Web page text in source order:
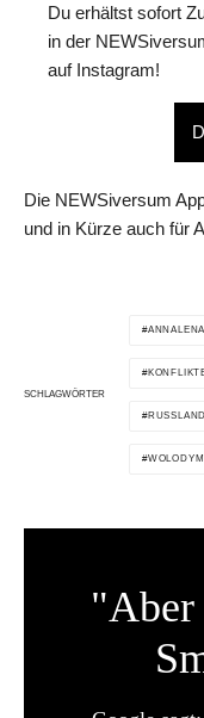
Du erhältst sofort
in der
auf Instagram!
Die NEWSiversum
und in Kürze auch für
SCHLAGWÖRTER
RUSSLAND
"Aber